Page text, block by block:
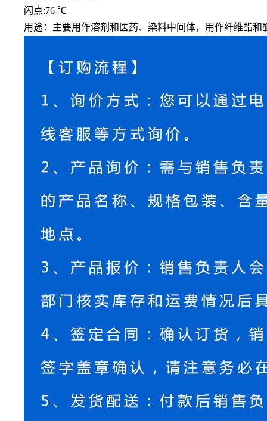
闪点:76 ℃
用途：主要用作溶剂和医药、染料中间体，用作纤维酯